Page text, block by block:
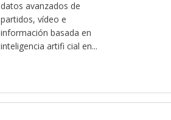
datos avanzados de
partidos, vídeo e
información basada en
inteligencia artifi cial en...